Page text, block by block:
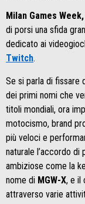
Milan Games Week,
di porsi una sfida
dedicato ai
Twitch.
Se si parla di fissare
dei primi nomi che
titoli mondiali, ora
motocismo, brand
più veloci e
naturale l’accordo
ambiziose come la
nome di MGW-X, e il
attraverso varie